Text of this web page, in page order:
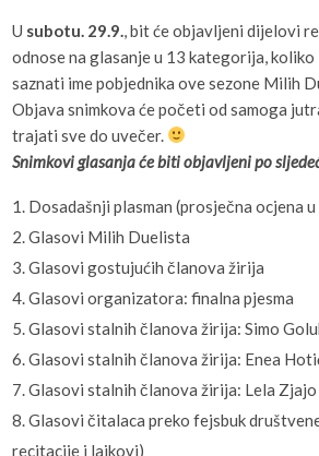
U subotu. 29.9., bit će objavljeni dijelovi
odnose na glasanje u 13 kategorija, koliko
saznati ime pobjednika ove sezone Milih
Objava snimkova će početi od samoga
trajati sve do uvečer.
Snimkovi glasanja će biti objavljeni po
1. Dosadašnji plasman (prosječna ocjena
2. Glasovi Milih Duelista
3. Glasovi gostujućih članova žirija
4. Glasovi organizatora: finalna pjesma
5. Glasovi stalnih članova žirija: Simo
6. Glasovi stalnih članova žirija: Enea
7. Glasovi stalnih članova žirija: Lela Zjajo
8. Glasovi čitalaca preko fejsbuk
recitacije i lajkovi)